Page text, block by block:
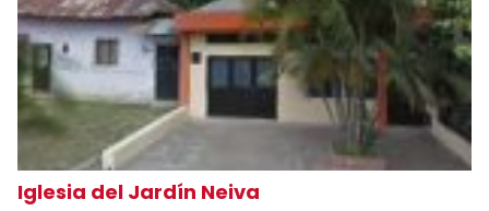
Iglesia del Jardín Neiva